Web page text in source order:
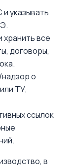
указывать
хранить все
договоры,
о
ТУ,
ссылок
в